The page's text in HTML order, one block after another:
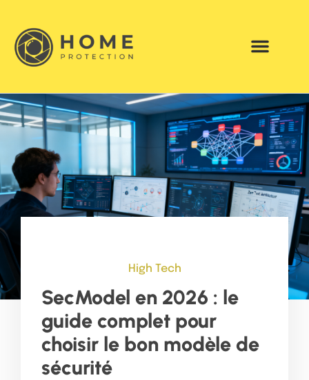
High Tech
SecModel en 2026 : le
guide complet pour
choisir le bon modèle de
sécurité